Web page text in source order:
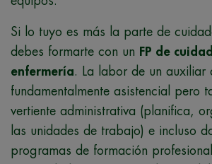
Si lo tuyo es más la parte de
debes formarte con un FP de
enfermería. La labor de un auxiliar
fundamentalmente asistencial pero
vertiente administrativa (planifica,
las unidades de trabajo) e incluso
programas de formación